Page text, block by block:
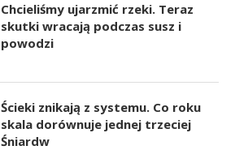
Chcieliśmy ujarzmić rzeki. Teraz
skutki wracają podczas susz i
powodzi
Ścieki znikają z systemu. Co roku
skala dorównuje jednej trzeciej
Śniardw